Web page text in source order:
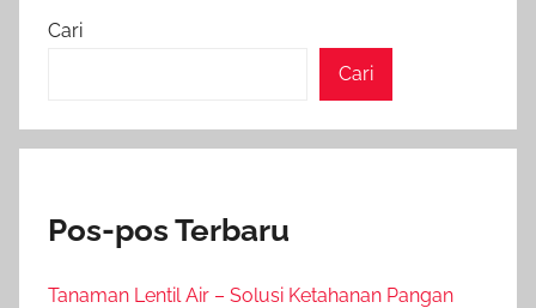
Cari
Cari
Pos-pos Terbaru
Tanaman Lentil Air – Solusi Ketahanan Pangan